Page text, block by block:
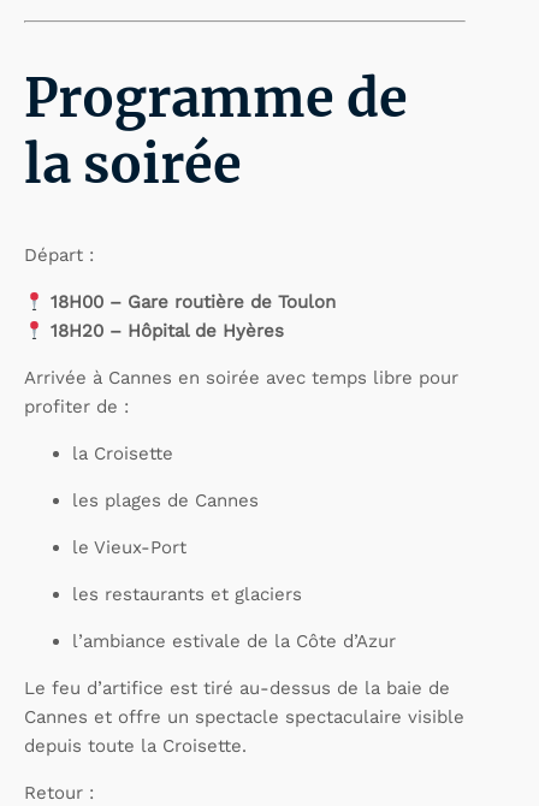
Programme de
la soirée
Départ :
18H00 – Gare routière de Toulon
18H20 – Hôpital de Hyères
Arrivée à Cannes en soirée avec temps libre pour
profiter de :
la Croisette
les plages de Cannes
le Vieux-Port
les restaurants et glaciers
l’ambiance estivale de la Côte d’Azur
Le feu d’artifice est tiré au-dessus de la baie de
Cannes et offre un spectacle spectaculaire visible
depuis toute la Croisette.
Retour :